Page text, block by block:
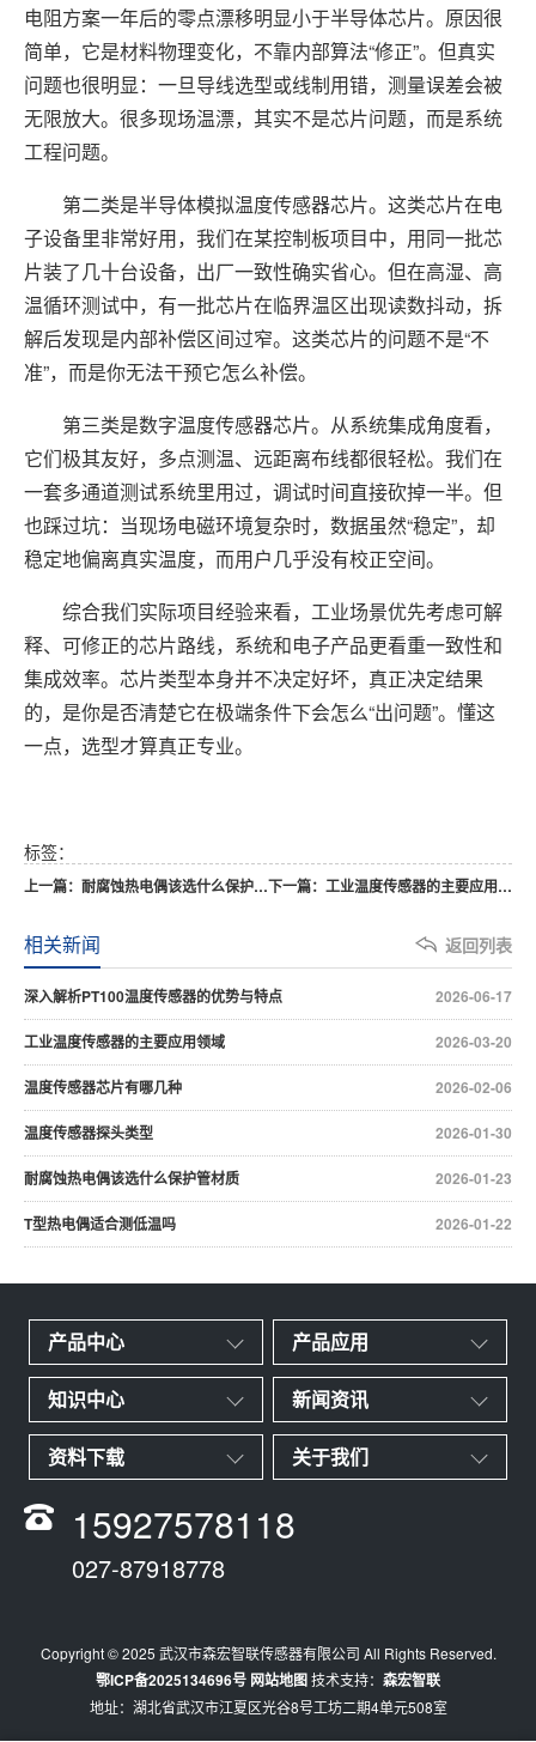
电阻方案一年后的零点漂移明显小于半导体芯片。原因很
简单，它是材料物理变化，不靠内部算法“修正”。但真实
问题也很明显：一旦导线选型或线制用错，测量误差会被
无限放大。很多现场温漂，其实不是芯片问题，而是系统
工程问题。
第二类是半导体模拟温度传感器芯片。这类芯片在电
子设备里非常好用，我们在某控制板项目中，用同一批芯
片装了几十台设备，出厂一致性确实省心。但在高湿、高
温循环测试中，有一批芯片在临界温区出现读数抖动，拆
解后发现是内部补偿区间过窄。这类芯片的问题不是“不
准”，而是你无法干预它怎么补偿。
第三类是数字温度传感器芯片。从系统集成角度看，
它们极其友好，多点测温、远距离布线都很轻松。我们在
一套多通道测试系统里用过，调试时间直接砍掉一半。但
也踩过坑：当现场电磁环境复杂时，数据虽然“稳定”，却
稳定地偏离真实温度，而用户几乎没有校正空间。
综合我们实际项目经验来看，工业场景优先考虑可解
释、可修正的芯片路线，系统和电子产品更看重一致性和
集成效率。芯片类型本身并不决定好坏，真正决定结果
的，是你是否清楚它在极端条件下会怎么“出问题”。懂这
一点，选型才算真正专业。
标签：
上一篇：耐腐蚀热电偶该选什么保护管材质 下一篇：工业温度传感器的主要应用领域
返回列表
相关新闻
2026-06-17
深入解析PT100温度传感器的优势与特点
2026-03-20
工业温度传感器的主要应用领域
2026-02-06
温度传感器芯片有哪几种
2026-01-30
温度传感器探头类型
2026-01-23
耐腐蚀热电偶该选什么保护管材质
2026-01-22
T型热电偶适合测低温吗
产品中心 产品应用
知识中心 新闻资讯
资料下载 关于我们
15927578118
027-87918778
Copyright © 2025 武汉市森宏智联传感器有限公司 All Rights Reserved.
鄂ICP备2025134696号 网站地图技术支持： 森宏智联
地址：湖北省武汉市江夏区光谷8号工坊二期4单元508室